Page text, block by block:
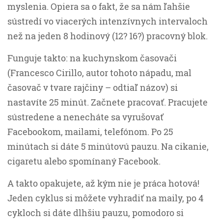
myslenia. Opiera sa o fakt, že sa nám ľahšie
sústredí vo viacerých intenzívnych intervaloch
než na jeden 8 hodinový (12? 16?) pracovný blok.
Funguje takto: na kuchynskom časovači
(Francesco Cirillo, autor tohoto nápadu, mal
časovač v tvare rajčiny – odtiaľ názov) si
nastavíte 25 minút. Začnete pracovať. Pracujete
sústredene a nenecháte sa vyrušovať
Facebookom, mailami, telefónom. Po 25
minútach si dáte 5 minútovú pauzu. Na cikanie,
cigaretu alebo spomínaný Facebook.
A takto opakujete, až kým nie je práca hotová!
Jeden cyklus si môžete vyhradiť na maily, po 4
cykloch si dáte dlhšiu pauzu, pomodoro si